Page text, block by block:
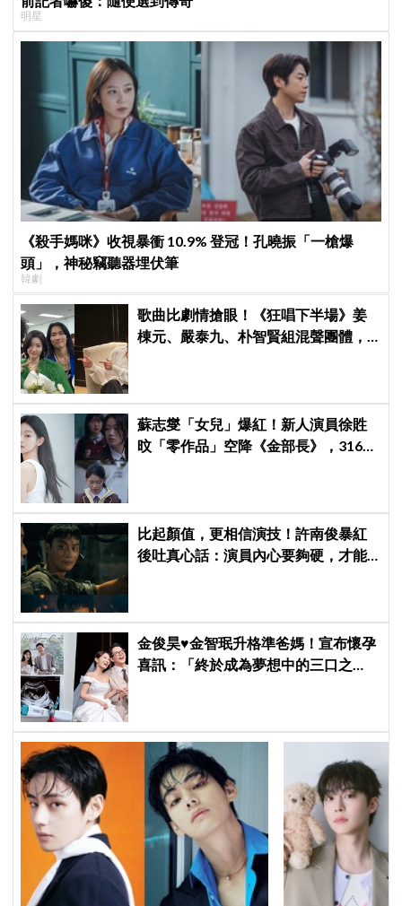
明星
《殺手媽咪》收視暴衝 10.9% 登冠！孔曉振「一槍爆
頭」，神秘竊聽器埋伏筆
韓劇
歌曲比劇情搶眼！《狂唱下半場》姜
棟元、嚴泰九、朴智賢組混聲團體，
蘇志燮「女兒」爆紅！新人演員徐貹
旼「零作品」空降《金部長》，316萬
比起顏值，更相信演技！許南俊暴紅
後吐真心話：演員內心要夠硬，才能
金俊昊♥金智珉升格準爸媽！宣布懷孕
喜訊：「終於成為夢想中的三口之